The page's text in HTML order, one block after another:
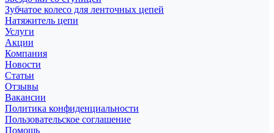
Зубчатое колесо для ленточных цепей
Натяжитель цепи
Услуги
Акции
Компания
Новости
Статьи
Отзывы
Вакансии
Политика конфиденциальности
Пользовательское соглашение
Помощь